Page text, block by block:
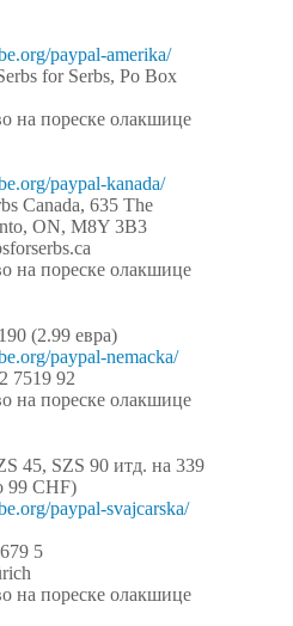
paypal-amerika/
for Serbs, Po Box
на пореске олакшице
paypal-kanada/
Canada, 635 The
ON, M8Y 3B3
на пореске олакшице
(2.99 евра)
paypal-nemacka/
7519 92
на пореске олакшице
45, SZS 90 итд. на 339
99 CHF)
paypal-svajcarska/
5
на пореске олакшице